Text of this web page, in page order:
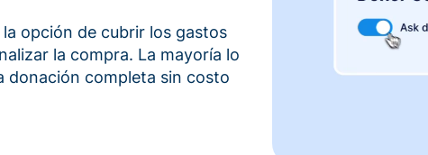
opción de cubrir los gastos
la compra. La mayoría lo
donación completa sin costo